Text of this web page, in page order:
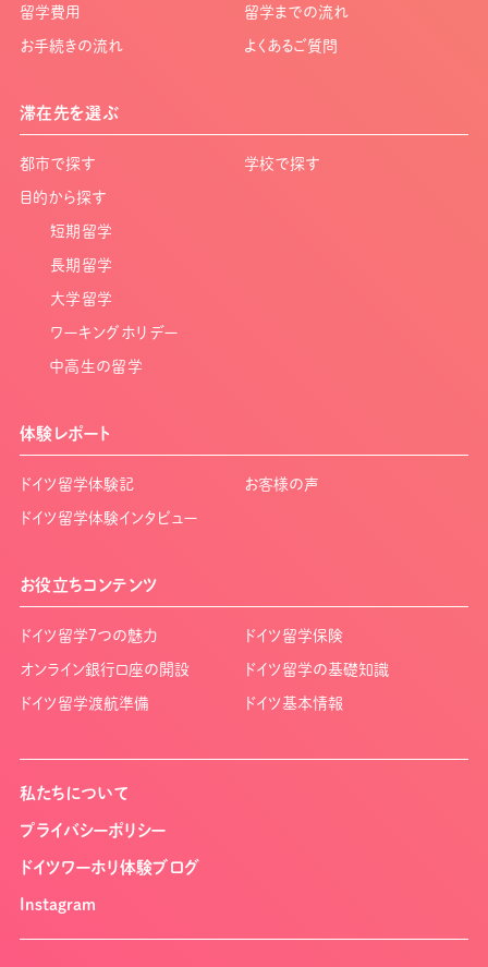
留学費用 留学までの流れ
お手続きの流れ よくあるご質問
滞在先を選ぶ
都市で探す 学校で探す
目的から探す
短期留学
長期留学
大学留学
ワーキングホリデー
中高生の留学
体験レポート
ドイツ留学体験記 お客様の声
ドイツ留学体験インタビュー
お役立ちコンテンツ
ドイツ留学7つの魅力 ドイツ留学保険
オンライン銀行口座の開設 ドイツ留学の基礎知識
ドイツ留学渡航準備 ドイツ基本情報
私たちについて
プライバシーポリシー
ドイツワーホリ体験ブログ
Instagram